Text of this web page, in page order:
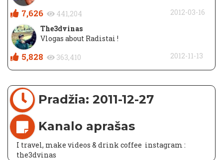
7,626 441,204
2012-03-16
The3dvinas
Vlogas about Radistai !
5,828 363,410 2012-11-13
Pradžia: 2011-12-27
Kanalo aprašas
I travel, make videos & drink coffee ️ instagram :
the3dvinas